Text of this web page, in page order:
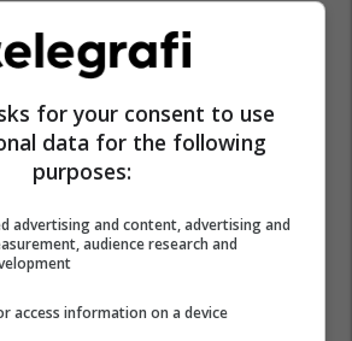
for your consent to use
data for the following
purposes:
advertising and content, advertising and
audience research and
access information on a device